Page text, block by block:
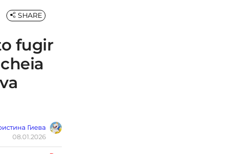
fugir
Гиева
08.01.2026
SHARE